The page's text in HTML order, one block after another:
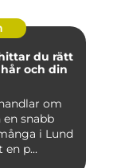
och din
om
snabb
i Lund
p...